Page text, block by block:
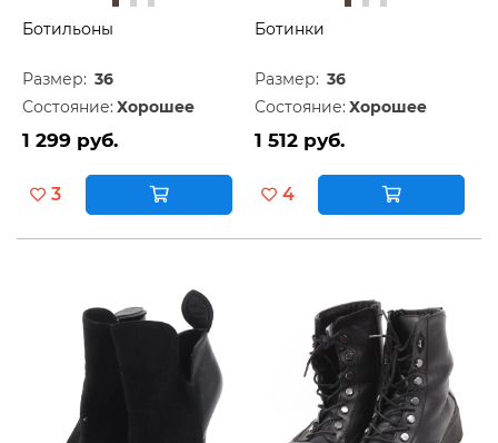
Ботильоны
Размер: 36
Состояние: Хорошее
1 299 руб.
3
Ботинки
Размер: 36
Состояние: Хорошее
1 512 руб.
4